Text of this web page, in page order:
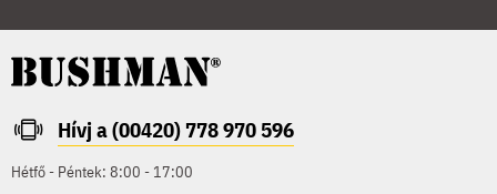
Hívj a (00420) 778 970 596
Hétfő - Péntek: 8:00 - 17:00